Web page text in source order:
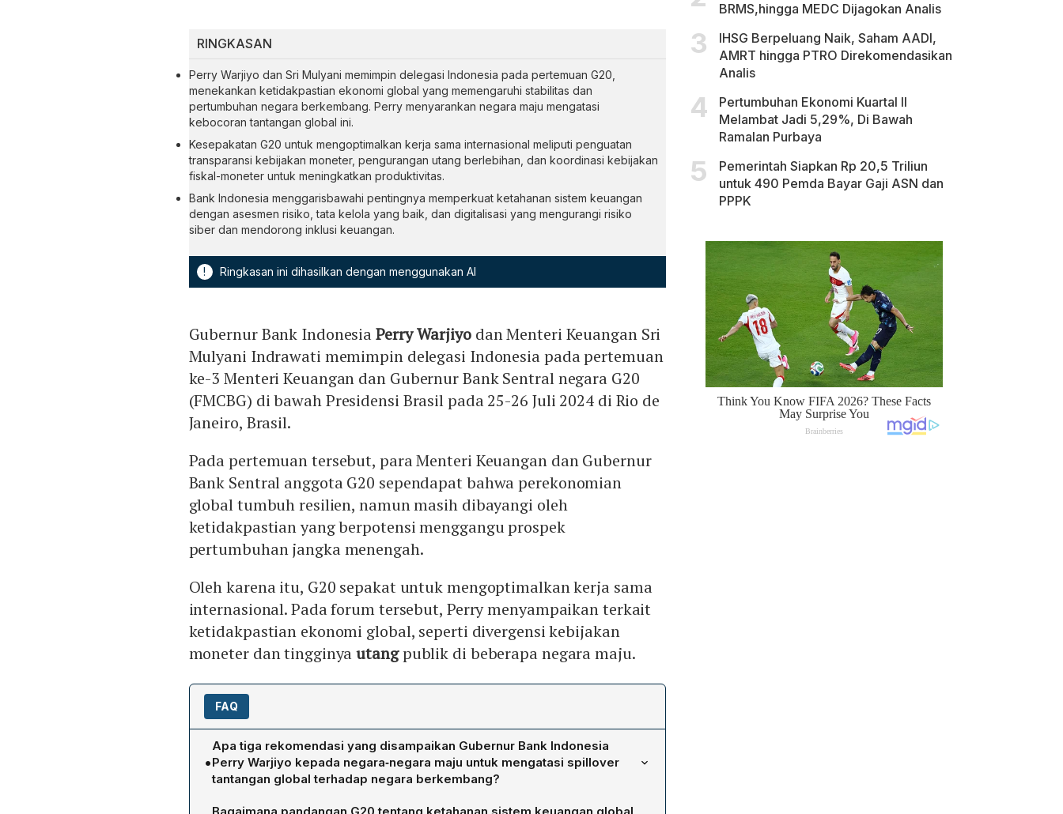
RINGKASAN
Perry Warjiyo dan Sri Mulyani memimpin delegasi Indonesia pada pertemuan G20,
menekankan ketidakpastian ekonomi global yang memengaruhi stabilitas dan
pertumbuhan negara berkembang. Perry menyarankan negara maju mengatasi
kebocoran tantangan global ini.
Kesepakatan G20 untuk mengoptimalkan kerja sama internasional meliputi penguatan
transparansi kebijakan moneter, pengurangan utang berlebihan, dan koordinasi kebijakan
fiskal-moneter untuk meningkatkan produktivitas.
Bank Indonesia menggarisbawahi pentingnya memperkuat ketahanan sistem keuangan
dengan asesmen risiko, tata kelola yang baik, dan digitalisasi yang mengurangi risiko
siber dan mendorong inklusi keuangan.
! Ringkasan ini dihasilkan dengan menggunakan AI
Gubernur Bank IndonesiaPerry Warjiyodan Menteri Keuangan Sri
Mulyani Indrawati memimpin delegasi Indonesia pada pertemuan
ke-3 Menteri Keuangan dan Gubernur Bank Sentral negara G20
(FMCBG) di bawah Presidensi Brasil pada 25-26 Juli 2024 di Rio de
Janeiro, Brasil.
Pada pertemuan tersebut, para Menteri Keuangan dan Gubernur
Bank Sentral anggota G20 sependapat bahwa perekonomian
global tumbuh resilien, namun masih dibayangi oleh
ketidakpastian yang berpotensi menggangu prospek
pertumbuhan jangka menengah.
Oleh karena itu, G20 sepakat untuk mengoptimalkan kerja sama
internasional. Pada forum tersebut, Perry menyampaikan terkait
ketidakpastian ekonomi global, seperti divergensi kebijakan
moneter dan tingginyautangpublik di beberapa negara maju.
FAQ
•
Apa tiga rekomendasi yang disampaikan Gubernur Bank Indonesia
Perry Warjiyo kepada negara‑negara maju untuk mengatasi spillover
tantangan global terhadap negara berkembang?
Pertama, memperkuat transparansi kebijakan moneter agar pasar memperoleh
BRMS,hingga MEDC Dijagokan Analis
IHSG Berpeluang Naik, Saham AADI,
AMRT hingga PTRO Direkomendasikan
Analis
Pertumbuhan Ekonomi Kuartal II
Melambat Jadi 5,29%, Di Bawah
Ramalan Purbaya
Pemerintah Siapkan Rp 20,5 Triliun
untuk 490 Pemda Bayar Gaji ASN dan
PPPK